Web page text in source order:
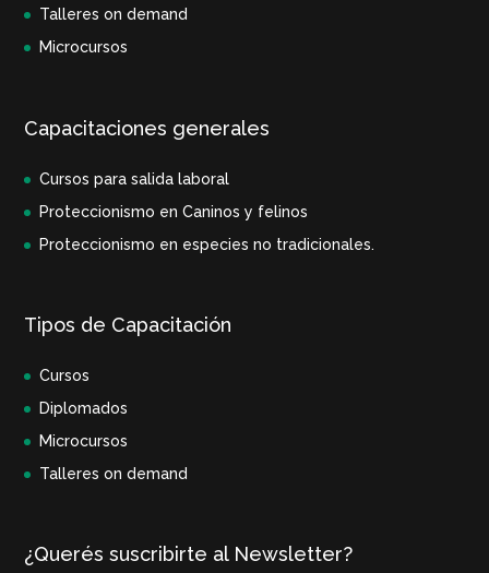
Talleres on demand
Microcursos
Capacitaciones generales
Cursos para salida laboral
Proteccionismo en Caninos y felinos
Proteccionismo en especies no tradicionales.
Tipos de Capacitación
Cursos
Diplomados
Microcursos
Talleres on demand
¿Querés suscribirte al Newsletter?